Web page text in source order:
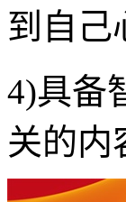
到自己
4)具备
关的内